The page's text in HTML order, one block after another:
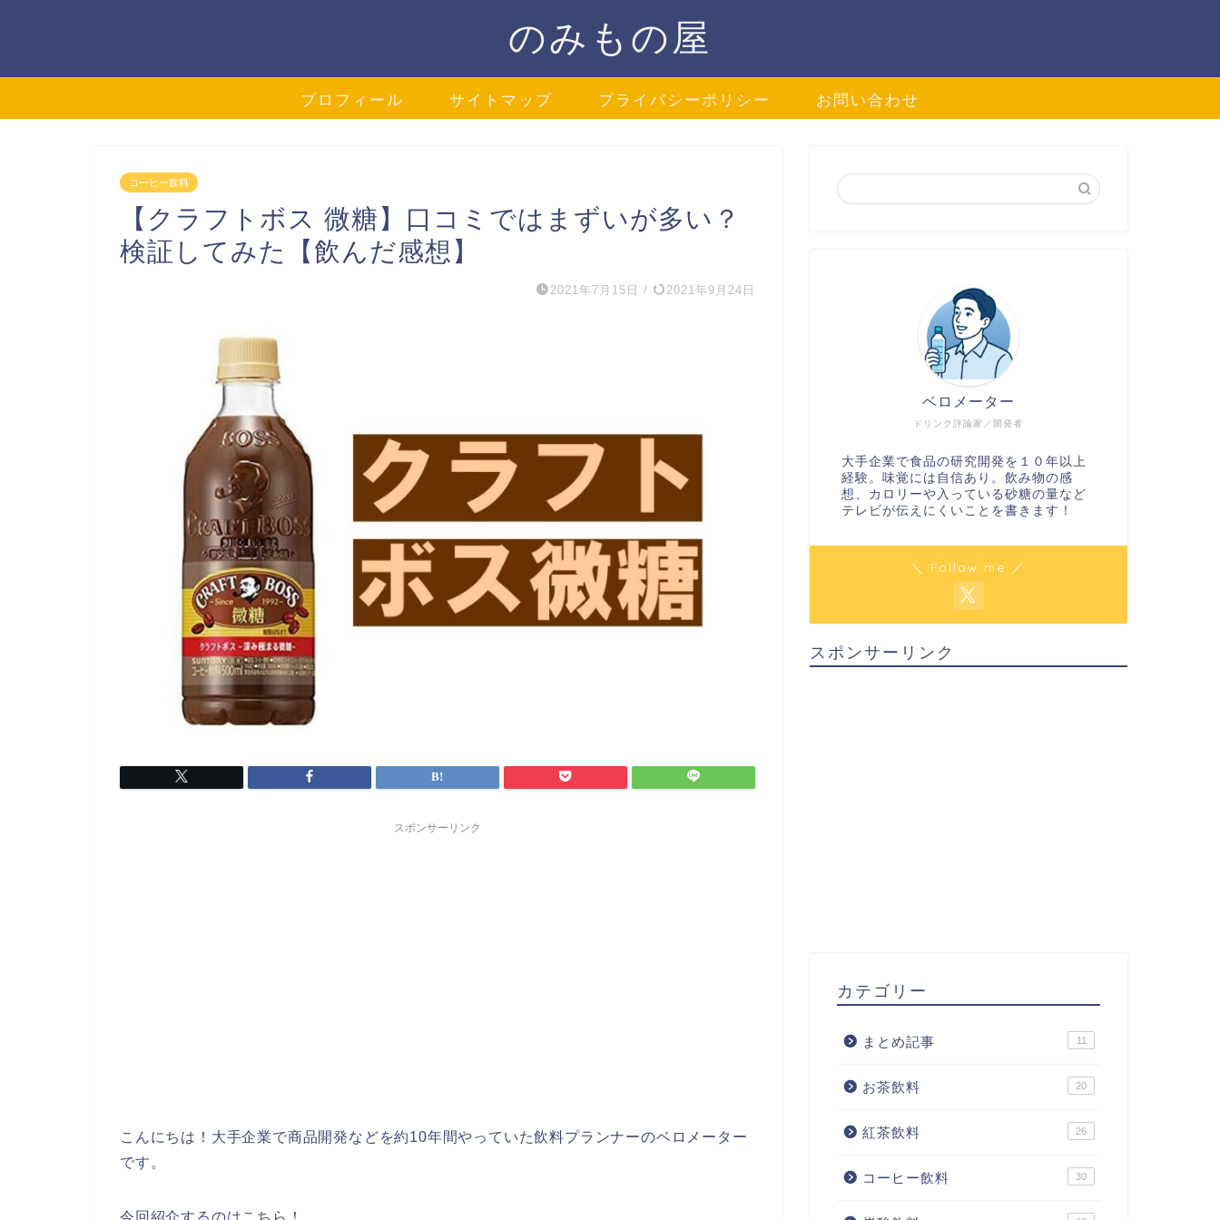
のみもの屋
プロフィール サイトマップ プライバシーポリシー お問い合わせ
コーヒー飲料
【クラフトボス 微糖】口コミではまずいが多い？
検証してみた【飲んだ感想】
2021年7月15日 / 2021年9月24日
スポンサーリンク
こんにちは！大手企業で商品開発などを約10年間やっていた飲料プランナーのベロメーター
です。
今回紹介するのはこちら！
ドリンク評論家／開発者
ベロメーター
大手企業で食品の研究開発を１０年以上
経験。味覚には自信あり。飲み物の感
想、カロリーや入っている砂糖の量など
テレビが伝えにくいことを書きます！
＼ Follow me ／
スポンサーリンク
カテゴリー
まとめ記事 11
お茶飲料 20
紅茶飲料 26
コーヒー飲料 30